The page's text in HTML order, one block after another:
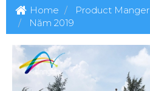
Home Product Manger
Năm 2019